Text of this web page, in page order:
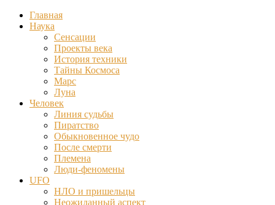
Главная
Наука
Сенсации
Проекты века
История техники
Тайны Космоса
Марс
Луна
Человек
Линия судьбы
Пиратство
Обыкновенное чудо
После смерти
Племена
Люди-феномены
UFO
НЛО и пришельцы
Неожиданный аспект